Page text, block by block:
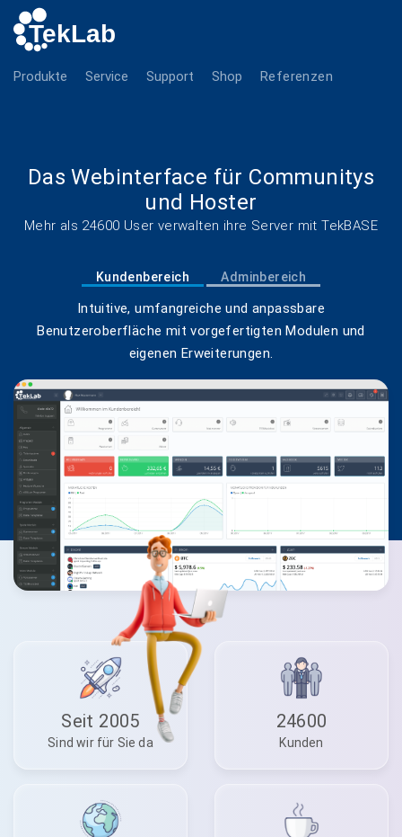
Produkte Service Support Shop Referenzen
Das Webinterface für Communitys
und Hoster
Mehr als 24600 User verwalten ihre Server mit TekBASE
Kundenbereich Adminbereich
Intuitive, umfangreiche und anpassbare
Benutzeroberfläche mit vorgefertigten Modulen und
eigenen Erweiterungen.
Seit 2005
Sind wir für Sie da
24600
Kunden